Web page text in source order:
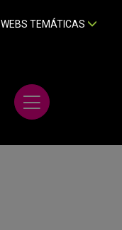
WEBS TEMÁTICAS
Abrir menú